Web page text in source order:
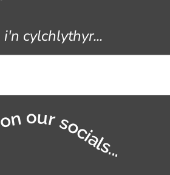
cylchlythyr...
our socials...